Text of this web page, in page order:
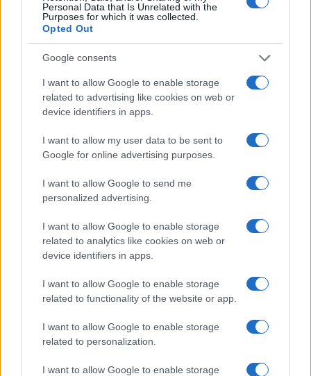
Personal Data that Is Unrelated with the
Purposes for which it was collected.
Opted Out
Google consents
I want to allow Google to enable storage
related to advertising like cookies on web or
device identifiers in apps.
I want to allow my user data to be sent to
Google for online advertising purposes.
I want to allow Google to send me
personalized advertising.
I want to allow Google to enable storage
related to analytics like cookies on web or
device identifiers in apps.
I want to allow Google to enable storage
related to functionality of the website or app.
I want to allow Google to enable storage
related to personalization.
I want to allow Google to enable storage
facevamo dei “giochi di simulazione”… comunque
anche se il
si può sempre risalire al file originale: una foto o un
video contiene come un’etichetta che dice da
quale smartphone è stato creato, se è attiva la
localizzazione sappiamo anche dove è stato
creato, eccetera».
Quindi siamo molto più avanti rispetto al
C’è la
Convenzione di Budapest(sulla criminalità
informatica, ndr), che è stata varata nel 2000 è e
ha trovato sottoscrizione da parte molti Paesi ma
non da tutti. In Italia è stata recepita 8 anni dopo,
Lei ora ha una startup che si occupa di sicurezza
informatica. Che fine ha fatto il suo